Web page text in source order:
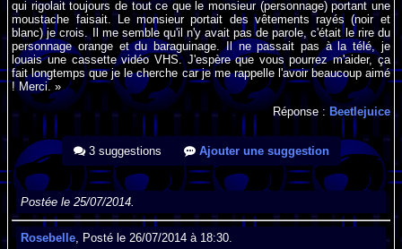
qui rigolait toujours de tout ce que le monsieur (personnage) portant une
moustache faisait. Le monsieur portait des vêtements rayés (noir et
blanc) je crois. Il me semble qu'il n'y avait pas de parole, c'était le rire du
personnage orange et du baraguinage. Il ne passait pas à la télé, je
louais une cassette vidéo VHS. J'espère que vous pourrez m'aider, ça
fait longtemps que je le cherche car je me rappelle l'avoir beaucoup aimé
! Merci. »
Réponse : Beetlejuice
3 suggestions Ajouter une suggestion
Postée le 25/07/2014.
Rosebelle, Posté le 26/07/2014 à 18:30.